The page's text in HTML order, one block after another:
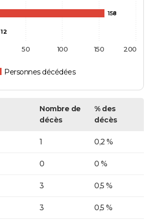
158
12
Personnes décédées
50 100 150 200
Nombre de
décès
% des
décès
1 0,2 %
0 0 %
3 0,5 %
3 0,5 %